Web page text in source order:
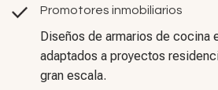
Promotores inmobiliarios
Diseños de armarios de cocina
adaptados a proyectos
gran escala.